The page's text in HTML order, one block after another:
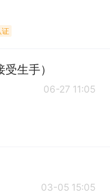
证
生手）
06-27 11:05
03-05 15:05